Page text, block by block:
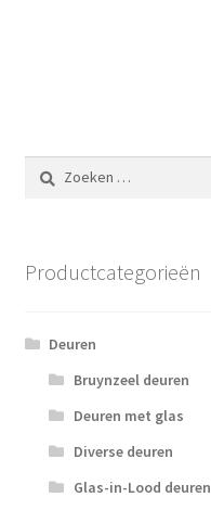
Zoeken
naar:
Productcategorieën
Deuren
Bruynzeel deuren
Deuren met glas
Diverse deuren
Glas-in-Lood deuren